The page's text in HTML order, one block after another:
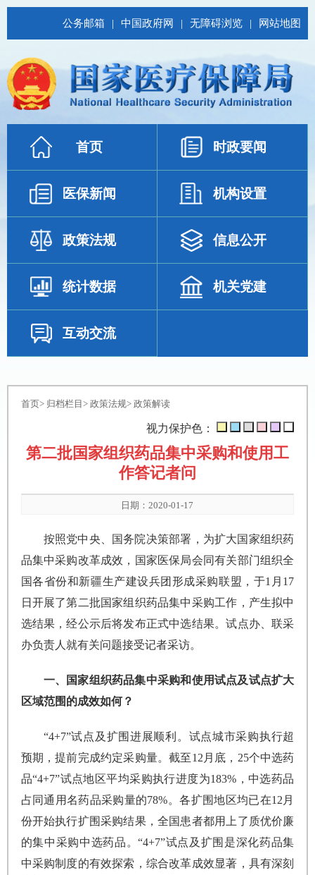
公务邮箱 | 中国政府网 | 无障碍浏览 | 网站地图
首页 时政要闻
医保新闻 机构设置
政策法规 信息公开
统计数据 机关党建
互动交流
首页> 归档栏目 > 政策法规> 政策解读
视力保护色：
第二批国家组织药品集中采购和使用工
作答记者问
日期：2020-01-17
按照党中央、国务院决策部署，为扩大国家组织药
品集中采购改革成效，国家医保局会同有关部门组织全
国各省份和新疆生产建设兵团形成采购联盟，于1月17
日开展了第二批国家组织药品集中采购工作，产生拟中
选结果，经公示后将发布正式中选结果。试点办、联采
办负责人就有关问题接受记者采访。
一、国家组织药品集中采购和使用试点及试点扩大
区域范围的成效如何？
“4+7”试点及扩围进展顺利。试点城市采购执行超
预期，提前完成约定采购量。截至12月底，25个中选药
品“4+7”试点地区平均采购执行进度为183%，中选药品
占同通用名药品采购量的78%。各扩围地区均已在12月
份开始执行扩围采购结果，全国患者都用上了质优价廉
的集中采购中选药品。“4+7”试点及扩围是深化药品集
中采购制度的有效探索，综合改革成效显著，具有深刻